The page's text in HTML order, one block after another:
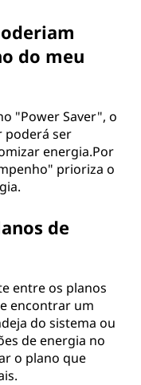
do meu
"Power Saver", o
poderá ser
energia.Por
prioriza o
de
entre os planos
encontrar um
do sistema ou
de energia no
o plano que